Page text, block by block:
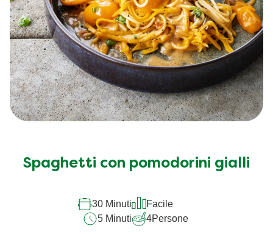
Spaghetti con pomodorini gialli
30 Minuti
Facile
5 Minuti
4Persone